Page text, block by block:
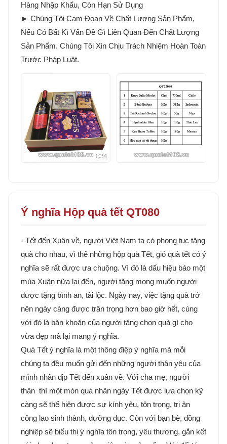
Hàng Nhập Khẩu, Còn Hạn Sử Dụng
► Chúng Tôi Cam Đoan Về Chất Lượng Sản Phẩm,
Nếu Có Bất Kì Vấn Đề Gì Liên Quan Đến Chất Lượng
Sản Phẩm. Chúng Tôi Xin Chịu Trách Nhiệm Hoàn Toàn
Trước Pháp Luật.
Ý nghĩa Hộp quà tết QT080
- Tết đến Xuân về, người Việt Nam ta có phong tục tặng
quà cho nhau, vì thế những hộp quà Tết, giỏ quà tết có ý
nghĩa sẽ rất được ưa chuộng. Vì đó là dấu hiệu báo một
mùa Xuân nữa lại đến, người tặng mong muốn người
được tặng bình an, tài lộc. Ngày nay, việc tặng quà trở
nên ngày càng được trân trọng hơn bao giờ hết, cùng
với đó là băn khoăn của người tặng chọn quà gì cho
vừa đẹp mà lại mang ý nghĩa.
Quà Tết ý nghĩa là một thông điệp ý nghĩa mà mỗi
chúng ta đều muốn gửi đến những người thân yêu của
mình nhân dịp Tết đến xuân về. Với cha mẹ, người
thân thì một món quà nhân ngày Tết được lựa chọn kỹ
càng sẽ thể hiện được sự kính yêu, tôn trọng, tri ân
công lao sinh thành, dưỡng dục. Còn với bạn bè, đồng
nghiệp sẽ biểu thị ý nghĩa tôn trọng, yêu thương, gắn kết